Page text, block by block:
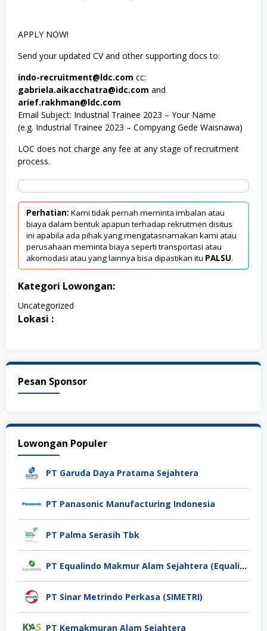
APPLY NOW!
Send your updated CV and other supporting docs to:
indo-recruitment@ldc.com cc:
gabriela.aikacchatra@idc.com and
arief.rakhman@ldc.com
Email Subject: Industrial Trainee 2023 – Your Name
(e.g. Industrial Trainee 2023 – Compyang Gede Waisnawa)
LOC does not charge any fee at any stage of recruitment
process.
Perhatian: Kami tidak pernah meminta imbalan atau
biaya dalam bentuk apapun terhadap rekrutmen disitus
ini apabila ada pihak yang mengatasnamakan kami atau
perusahaan meminta biaya seperti transportasi atau
akomodasi atau yang lainnya bisa dipastikan itu PALSU.
Kategori Lowongan:
Uncategorized
Lokasi :
Pesan Sponsor
Lowongan Populer
PT Garuda Daya Pratama Sejahtera
PT Panasonic Manufacturing Indonesia
PT Palma Serasih Tbk
PT Equalindo Makmur Alam Sejahtera (Equalindo Group)
PT Sinar Metrindo Perkasa (SIMETRI)
PT Kemakmuran Alam Sejahtera